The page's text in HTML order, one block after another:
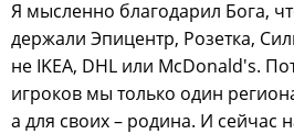
Я мысленно благодарил Бога,
держали Эпицентр, Розетка,
не IKEA, DHL или McDonald's.
игроков мы только один
а для своих – родина. И